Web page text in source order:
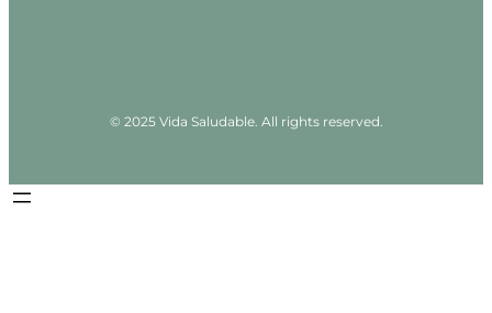
© 2025 Vida Saludable. All rights reserved.